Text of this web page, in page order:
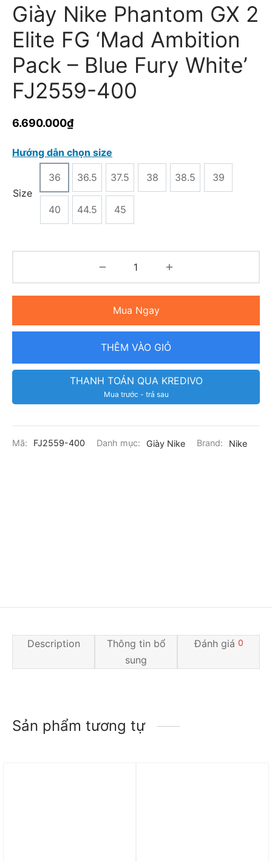
Giày Nike Phantom GX 2
Elite FG ‘Mad Ambition
Pack – Blue Fury White’
FJ2559-400
6.690.000₫
Hướng dẫn chọn size
Size
36 36.5 37.5 38 38.5 39
40 44.5 45
Mua Ngay
THÊM VÀO GIỎ
THANH TOÁN QUA KREDIVO
Mua trước - trả sau
Mã: FJ2559-400 Danh mục: Giày Nike Brand: Nike
Description
Thông tin bổ
sung
Đánh giá 0
Sản phẩm tương tự